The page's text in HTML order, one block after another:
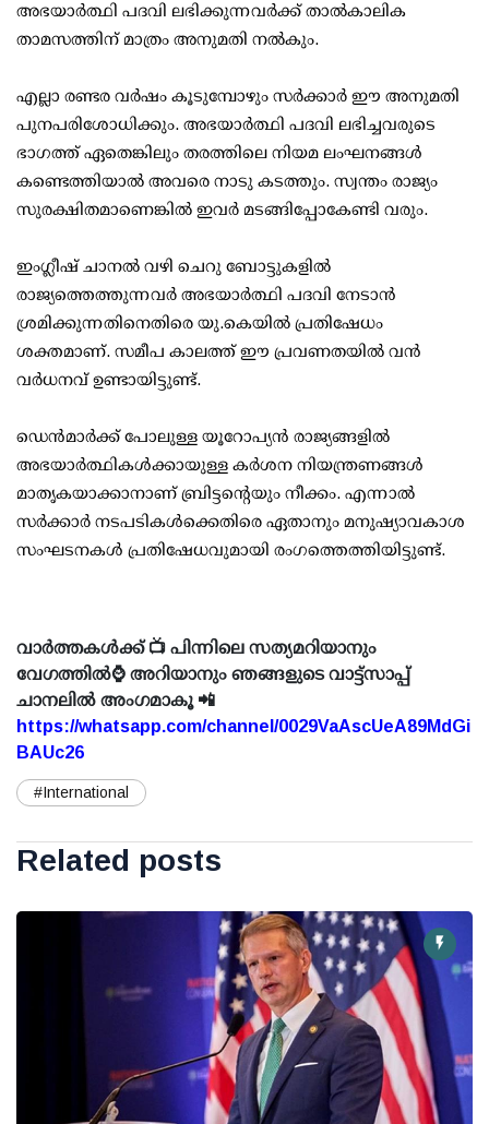
അഭയാര്‍ത്ഥി പദവി ലഭിക്കുന്നവര്‍ക്ക് താല്‍കാലിക
താമസത്തിന് മാത്രം അനുമതി നല്‍കും.
എല്ലാ രണ്ടര വര്‍ഷം കൂടുമ്പോഴും സര്‍ക്കാര്‍ ഈ അനുമതി
പുനപരിശോധിക്കും. അഭയാര്‍ത്ഥി പദവി ലഭിച്ചവരുടെ
ഭാഗത്ത് ഏതെങ്കിലും തരത്തിലെ നിയമ ലംഘനങ്ങള്‍
കണ്ടെത്തിയാല്‍ അവരെ നാടു കടത്തും. സ്വന്തം രാജ്യം
സുരക്ഷിതമാണെങ്കില്‍ ഇവര്‍ മടങ്ങിപ്പോകേണ്ടി വരും.
ഇംഗ്ലീഷ് ചാനല്‍ വഴി ചെറു ബോട്ടുകളില്‍
രാജ്യത്തെത്തുന്നവര്‍ അഭയാര്‍ത്ഥി പദവി നേടാന്‍
ശ്രമിക്കുന്നതിനെതിരെ യു.കെയില്‍ പ്രതിഷേധം
ശക്തമാണ്. സമീപ കാലത്ത് ഈ പ്രവണതയില്‍ വന്‍
വര്‍ധനവ് ഉണ്ടായിട്ടുണ്ട്.
ഡെന്‍മാര്‍ക്ക് പോലുള്ള യൂറോപ്യന്‍ രാജ്യങ്ങളില്‍
അഭയാര്‍ത്ഥികള്‍ക്കായുള്ള കര്‍ശന നിയന്ത്രണങ്ങള്‍
മാതൃകയാക്കാനാണ് ബ്രിട്ടന്റെയും നീക്കം. എന്നാല്‍
സര്‍ക്കാര്‍ നടപടികള്‍ക്കെതിരെ ഏതാനും മനുഷ്യാവകാശ
സംഘടനകള്‍ പ്രതിഷേധവുമായി രംഗത്തെത്തിയിട്ടുണ്ട്.
വാർത്തകൾക്ക് 📺 പിന്നിലെ സത്യമറിയാനും
വേഗത്തിൽ⌚ അറിയാനും ഞങ്ങളുടെ വാട്ട്സാപ്പ്
ചാനലിൽ അംഗമാകൂ 📲
https://whatsapp.com/channel/0029VaAscUeA89MdGi
BAUc26
#International
Related posts